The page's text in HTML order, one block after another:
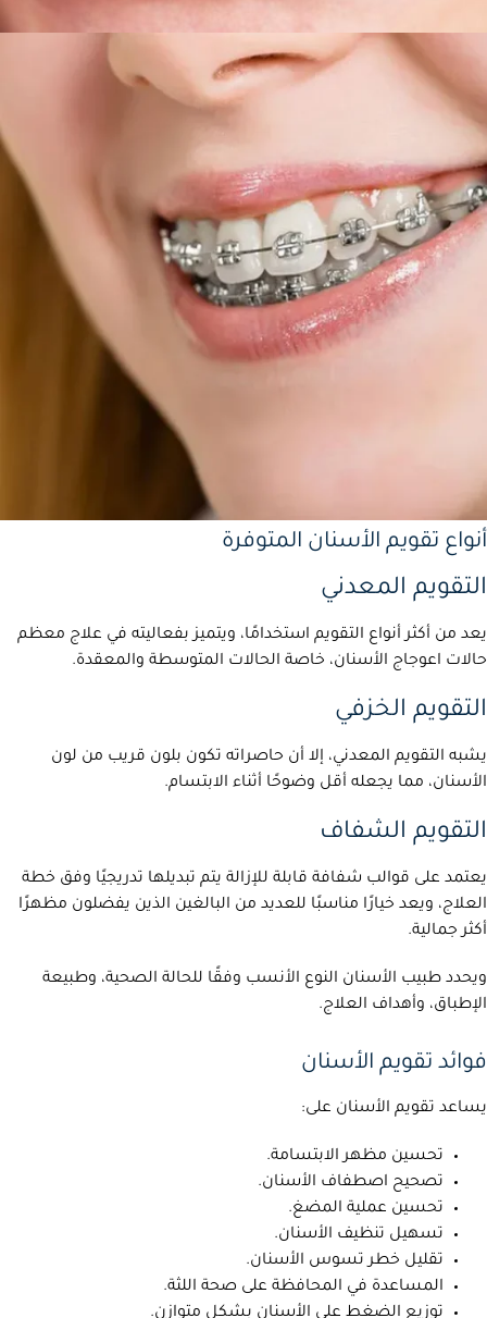
أنواع تقويم الأسنان المتوفرة
التقويم المعدني
يعد من أكثر أنواع التقويم استخدامًا، ويتميز بفعاليته في علاج معظم
حالات اعوجاج الأسنان، خاصة الحالات المتوسطة والمعقدة.
التقويم الخزفي
يشبه التقويم المعدني، إلا أن حاصراته تكون بلون قريب من لون
الأسنان، مما يجعله أقل وضوحًا أثناء الابتسام.
التقويم الشفاف
يعتمد على قوالب شفافة قابلة للإزالة يتم تبديلها تدريجيًا وفق خطة
العلاج، ويعد خيارًا مناسبًا للعديد من البالغين الذين يفضلون مظهرًا
أكثر جمالية.
ويحدد طبيب الأسنان النوع الأنسب وفقًا للحالة الصحية، وطبيعة
الإطباق، وأهداف العلاج.
فوائد تقويم الأسنان
يساعد تقويم الأسنان على:
تحسين مظهر الابتسامة.
تصحيح اصطفاف الأسنان.
تحسين عملية المضغ.
تسهيل تنظيف الأسنان.
تقليل خطر تسوس الأسنان.
المساعدة في المحافظة على صحة اللثة.
توزيع الضغط على الأسنان بشكل متوازن.